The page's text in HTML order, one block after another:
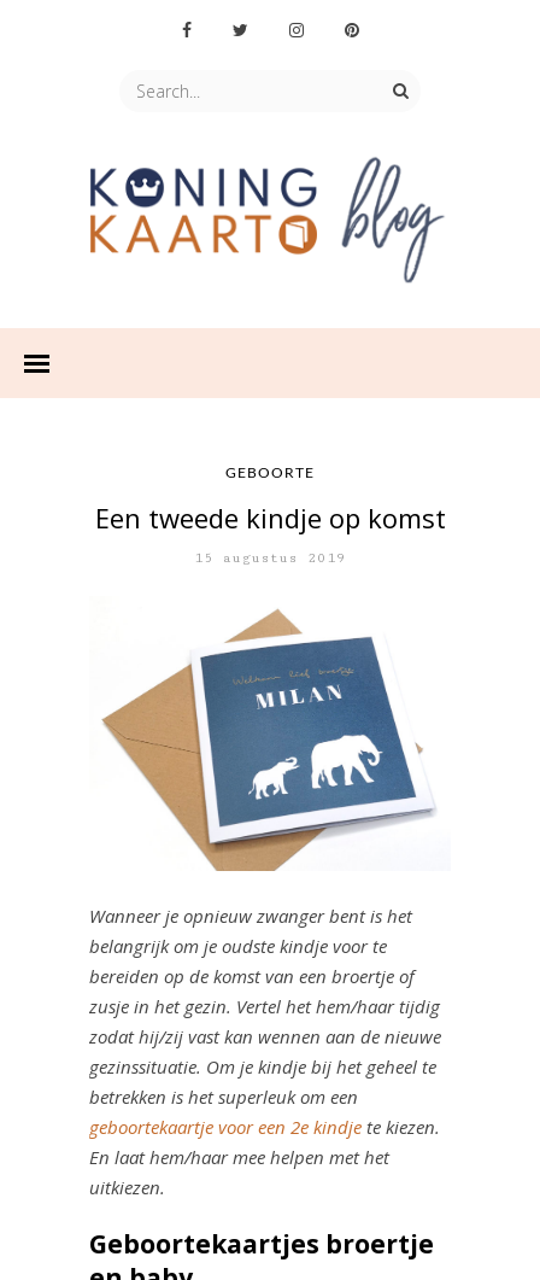
GEBOORTE
Een tweede kindje op komst
15 augustus 2019
Wanneer je opnieuw zwanger bent is het
belangrijk om je oudste kindje voor te
bereiden op de komst van een broertje of
zusje in het gezin. Vertel het hem/haar tijdig
zodat hij/zij vast kan wennen aan de nieuwe
gezinssituatie. Om je kindje bij het geheel te
betrekken is het superleuk om een
geboortekaartje voor een 2e kindje te kiezen.
En laat hem/haar mee helpen met het
uitkiezen.
Geboortekaartjes broertje